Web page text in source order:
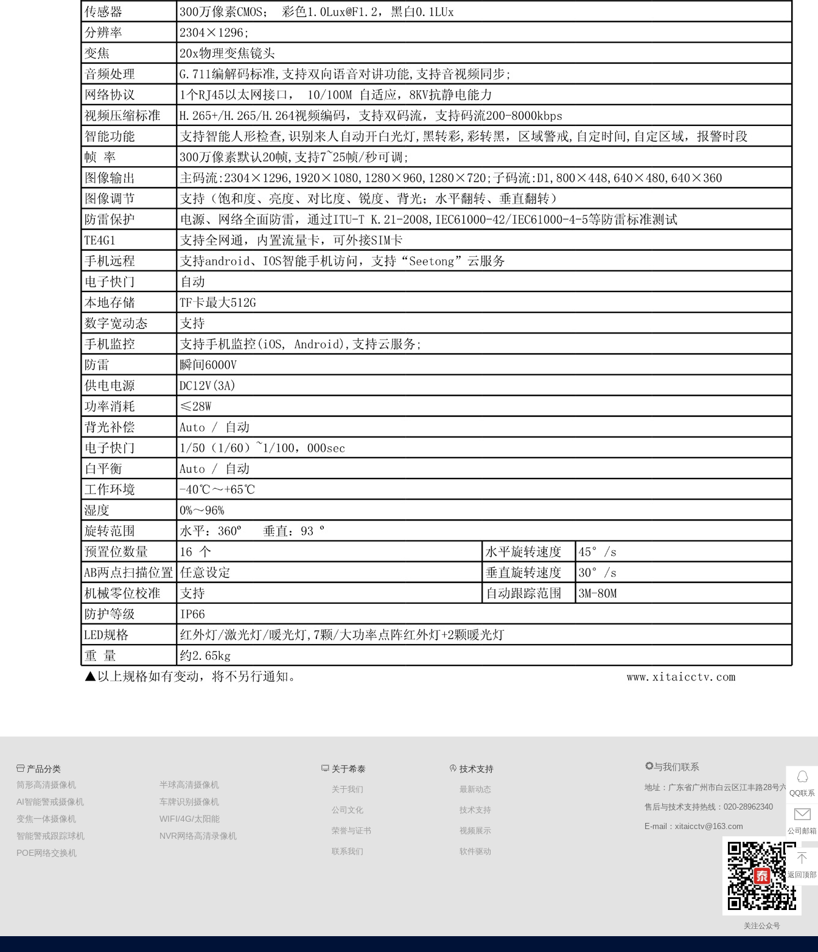
产品分类
筒形高清摄像机
半球高清摄像机
AI智能警戒摄像机
车牌识别摄像机
变焦一体摄像机
WIFI/4G/太阳能
智能警戒跟踪球机
NVR网络高清录像机
POE网络交换机
关于希泰
关于我们
公司文化
荣誉与证书
联系我们
技术支持
最新动态
技术支持
视频展示
软件驱动
与我们联系
地址：广东省广州市白云区江丰路28号六楼
售后与技术支持热线：020-28962340
E-mail：xitaicctv@163.com
关注公众号
QQ联系
公司邮箱
返回顶部